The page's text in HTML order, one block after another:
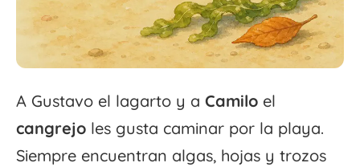
A Gustavo el lagarto y a Camilo el
cangrejo les gusta caminar por la playa.
Siempre encuentran algas, hojas y trozos